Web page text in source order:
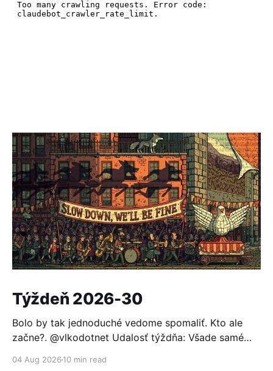
Týždeň 2026-30
Bolo by tak jednoduché vedome spomaliť. Kto ale
začne?. @vlkodotnet Udalosť týždňa: Všade samé
nabúrala do Hugging Face a ten sa nevedel brániť
04 Aug 2026 10 min read